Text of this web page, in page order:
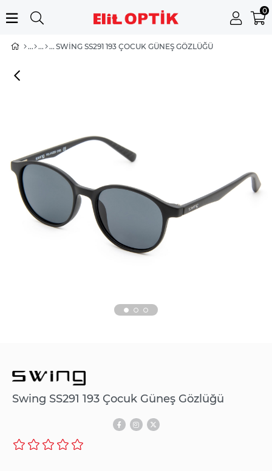
0
SWING SS291 193 ÇOCUK GÜNEŞ GÖZLÜĞÜ
Swing SS291 193 Çocuk Güneş Gözlüğü